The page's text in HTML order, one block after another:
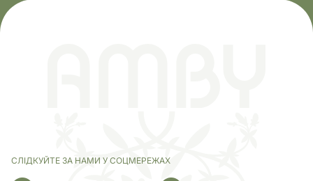
СЛІДКУЙТЕ ЗА НАМИ У СОЦМЕРЕЖАХ